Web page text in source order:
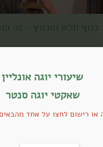
חלש ומכווץ - זה
שיעורי יוגה אונליין
שאקטי יוגה סנטר
או רישום לחצו על אחד